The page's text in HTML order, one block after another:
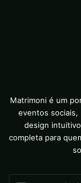
Matrimoni é um
eventos sociais,
design
completa para